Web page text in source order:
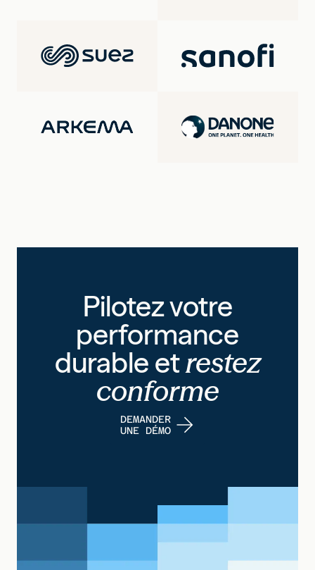
Pilotez votre
performance
durable etrestez
conforme
DEMANDER
UNE DÉMO